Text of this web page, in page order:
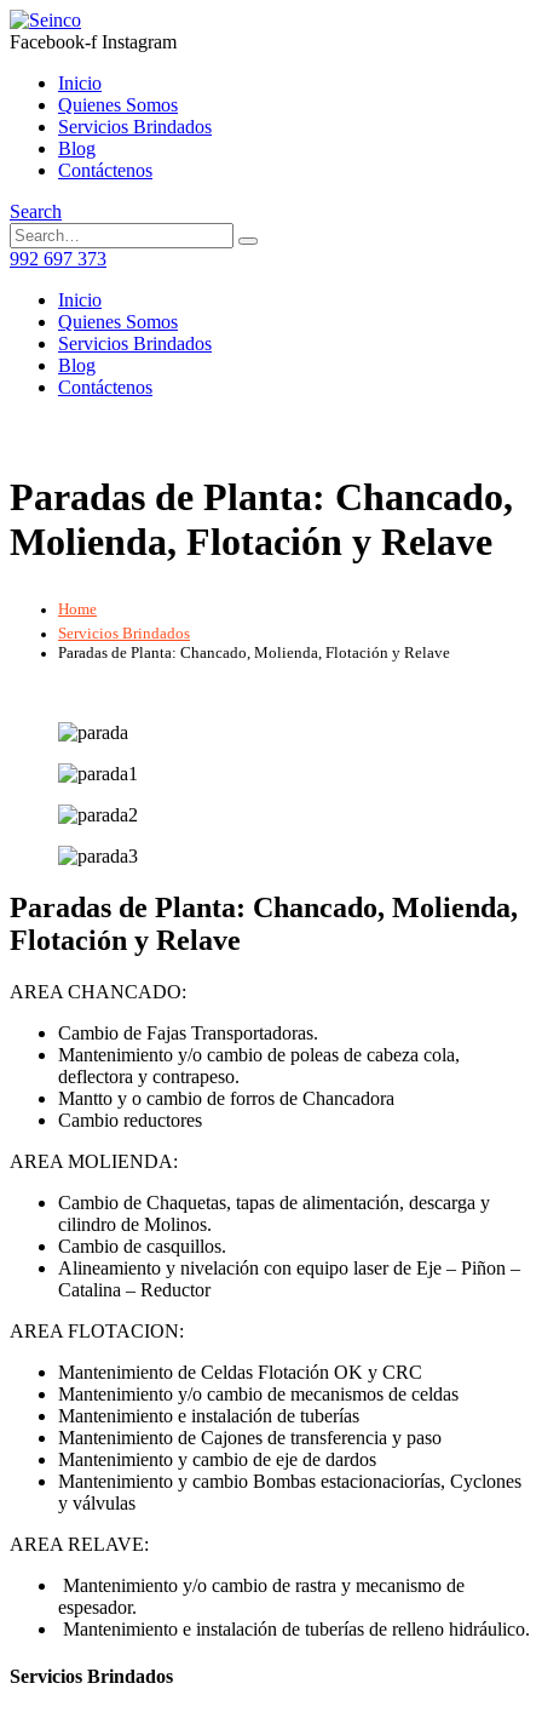
Facebook-f Instagram
Inicio
Quienes Somos
Servicios Brindados
Blog
Contáctenos
Search
992 697 373
Inicio
Quienes Somos
Servicios Brindados
Blog
Contáctenos
Paradas de Planta: Chancado,
Molienda, Flotación y Relave
Home
Servicios Brindados
Paradas de Planta: Chancado, Molienda, Flotación y Relave
Paradas de Planta: Chancado, Molienda,
Flotación y Relave
AREA CHANCADO:
Cambio de Fajas Transportadoras.
Mantenimiento y/o cambio de poleas de cabeza cola,
deflectora y contrapeso.
Mantto y o cambio de forros de Chancadora
Cambio reductores
AREA MOLIENDA:
Cambio de Chaquetas, tapas de alimentación, descarga y
cilindro de Molinos.
Cambio de casquillos.
Alineamiento y nivelación con equipo laser de Eje – Piñon –
Catalina – Reductor
AREA FLOTACION:
Mantenimiento de Celdas Flotación OK y CRC
Mantenimiento y/o cambio de mecanismos de celdas
Mantenimiento e instalación de tuberías
Mantenimiento de Cajones de transferencia y paso
Mantenimiento y cambio de eje de dardos
Mantenimiento y cambio Bombas estacionaciorías, Cyclones
y válvulas
AREA RELAVE:
Mantenimiento y/o cambio de rastra y mecanismo de
espesador.
Mantenimiento e instalación de tuberías de relleno hidráulico.
Servicios Brindados